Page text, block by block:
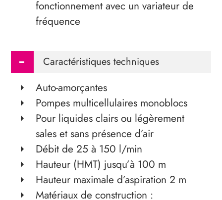
fonctionnement avec un ­variateur de
fréquence
Caractéristiques techniques
Auto-amorçantes
Pompes multicellulaires monoblocs
Pour liquides clairs ou légèrement
sales et sans présence d’air
Débit de 25 à 150 l/min
Hauteur (HMT) jusqu’à 100 m
Hauteur maximale d’aspiration 2 m
Matériaux de construction :